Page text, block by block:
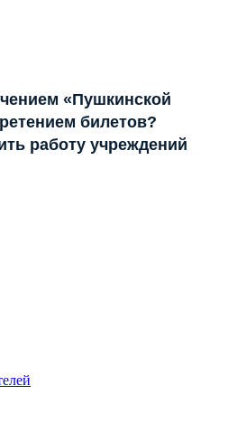
«Пушкинской
билетов?
работу учреждений